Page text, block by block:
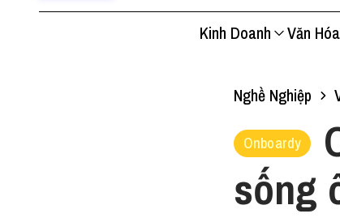
Kinh Doanh Văn Hóa
Nghề Nghiệp
Onboardy
sống